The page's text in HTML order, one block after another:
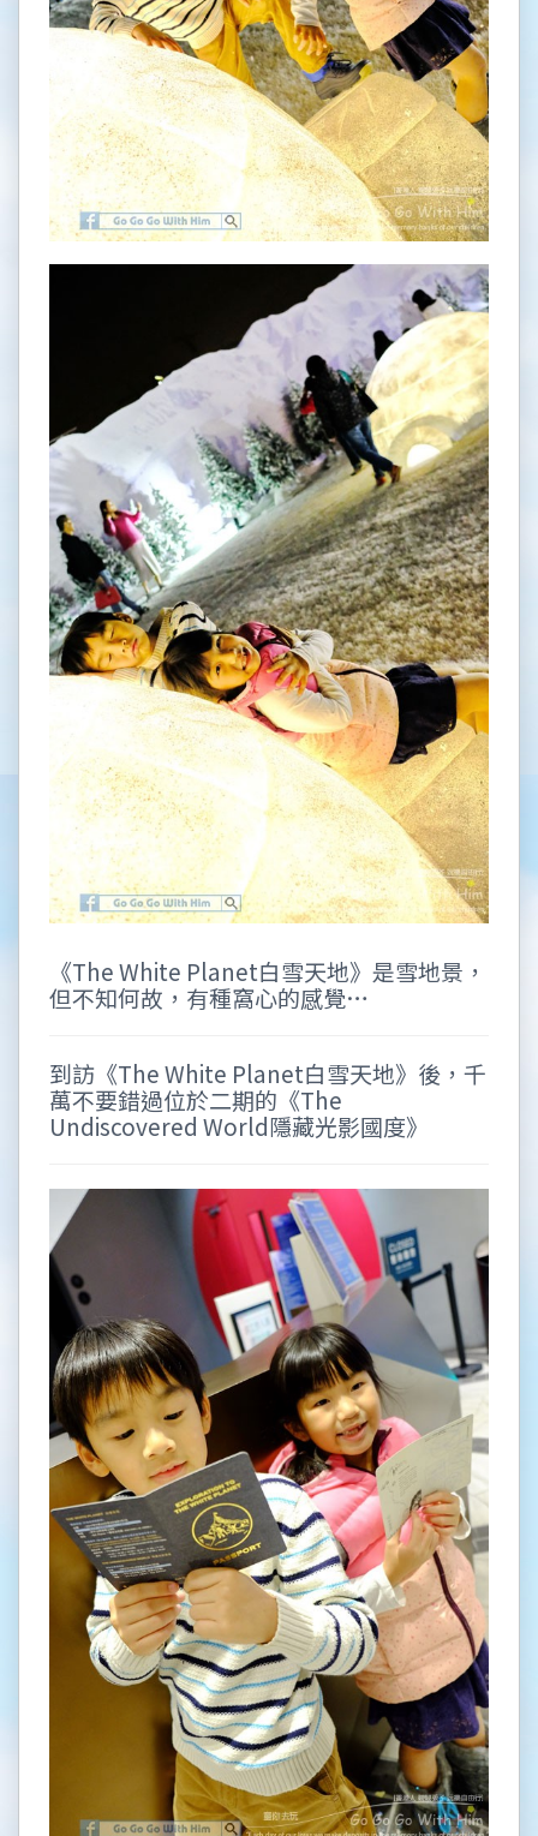
《The White Planet白雪天地》是雪地景，
但不知何故，有種窩心的感覺…
到訪《The White Planet白雪天地》後，千
萬不要錯過位於二期的《The
Undiscovered World隱藏光影國度》